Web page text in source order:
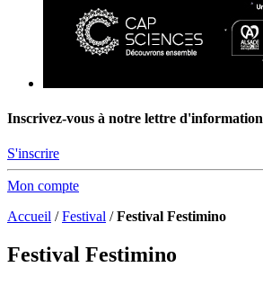
Inscrivez-vous à notre lettre d'information
S'inscrire
Mon compte
Accueil /Festival /Festival Festimino
Festival Festimino